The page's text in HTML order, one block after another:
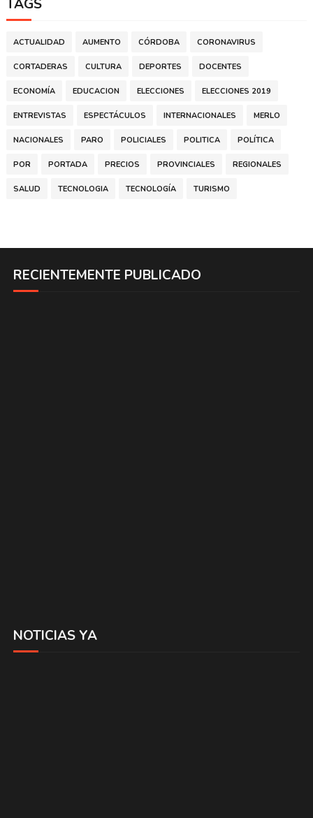
TAGS
ACTUALIDAD AUMENTO CÓRDOBA CORONAVIRUS
CORTADERAS CULTURA DEPORTES DOCENTES
ECONOMÍA EDUCACION ELECCIONES ELECCIONES 2019
ENTREVISTAS ESPECTÁCULOS INTERNACIONALES MERLO
NACIONALES PARO POLICIALES POLITICA POLÍTICA
POR PORTADA PRECIOS PROVINCIALES REGIONALES
SALUD TECNOLOGIA TECNOLOGÍA TURISMO
RECIENTEMENTE PUBLICADO
NOTICIAS YA